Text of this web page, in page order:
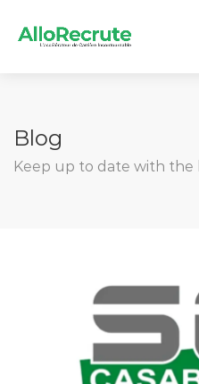
Blog
Keep up to date with the